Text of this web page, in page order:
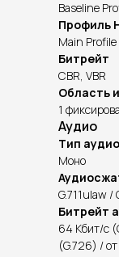
Baseline
Профиль
Main Profile
Битрейт
CBR, VBR
Область
1
Аудио
Тип аудио
Моно
G.711ulaw /
Битрейт
64 Кбит/с
(G.726) /